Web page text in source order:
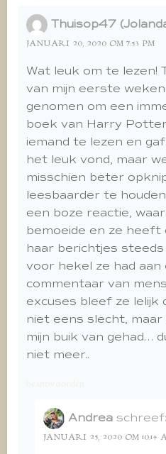
Thuisop47
JANUARI 20, 2020 OM 7:53 PM
Wat leuk om te lezen!
van mijn eerste
genomen om een
boek van Harry
iemand te lezen en
het leuk vond, maar
misschien beter
leesbaarder te
een boze reactie,
bemoeide en ze heeft
haar berichtjes
voor hekel ze had aan
commentaar van
excuses bleef ze lelijk
niet eens slecht, maar
mijn buik van gehad…
niet meer..
beantwoorden
Andrea schreef:
JANUARI 25, 2020 OM 10:14